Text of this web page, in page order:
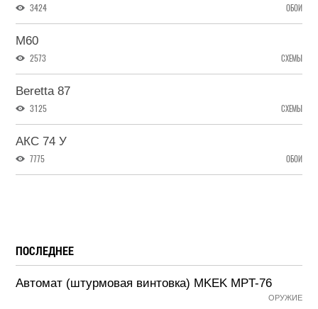
3424 ОБОИ
M60
2573 СХЕМЫ
Beretta 87
3125 СХЕМЫ
АКС 74 У
7775 ОБОИ
ПОСЛЕДНЕЕ
Автомат (штурмовая винтовка) MKEK MPT-76
ОРУЖИЕ